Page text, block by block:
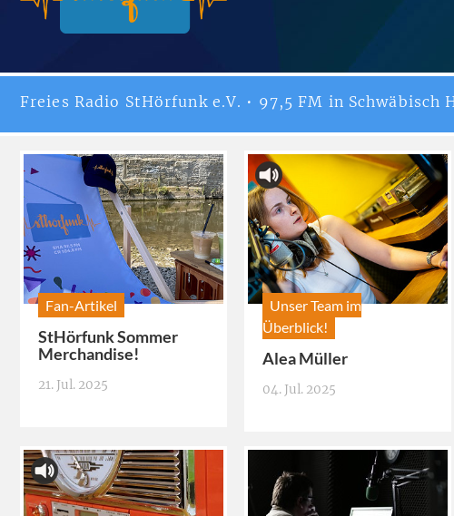
Freies Radio StHörfunke.V. • 97,5 FM in Schwäbisch
Fan-Artikel
StHörfunk Sommer
Merchandise!
21. Jul. 2025
Unser Team im
Überblick!
Alea Müller
04. Jul. 2025